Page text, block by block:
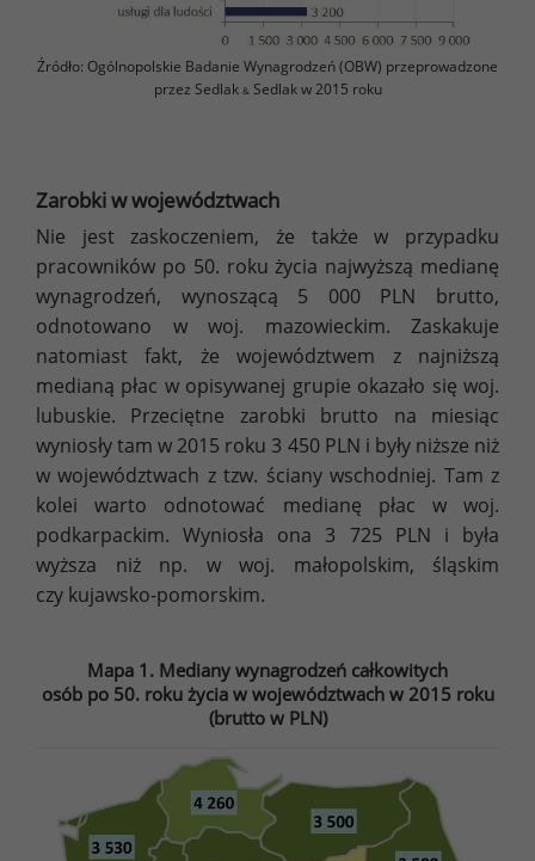
Źródło: Ogólnopolskie Badanie Wynagrodzeń (OBW) przeprowadzone
przez Sedlak &Sedlak w 2015 roku
Zarobki w województwach
Nie jest zaskoczeniem, że także w przypadku
pracowników po 50. roku życia najwyższą medianę
wynagrodzeń, wynoszącą 5 000 PLN brutto,
odnotowano w woj. mazowieckim. Zaskakuje
natomiast fakt, że województwem z najniższą
medianą płac w opisywanej grupie okazało się woj.
lubuskie. Przeciętne zarobki brutto na miesiąc
wyniosły tam w 2015 roku 3 450 PLN i były niższe niż
w województwach z tzw. ściany wschodniej. Tam z
kolei warto odnotować medianę płac w woj.
podkarpackim. Wyniosła ona 3 725 PLN i była
wyższa niż np. w woj. małopolskim, śląskim
czy kujawsko-pomorskim.
Mapa 1. Mediany wynagrodzeń całkowitych
osób po 50. roku życia w województwach w 2015 roku
(brutto w PLN)